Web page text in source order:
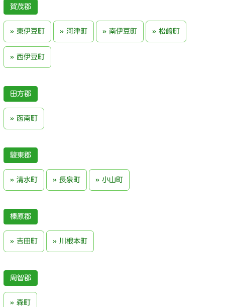
賀茂郡
東伊豆町 河津町 南伊豆町 松崎町
西伊豆町
田方郡
函南町
駿東郡
清水町 長泉町 小山町
榛原郡
吉田町 川根本町
周智郡
森町